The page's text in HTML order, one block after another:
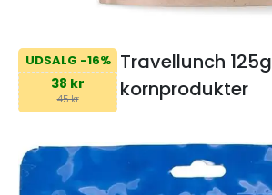
UDSALG -16%
38 kr
45 kr
Travellunch 125g
kornprodukter